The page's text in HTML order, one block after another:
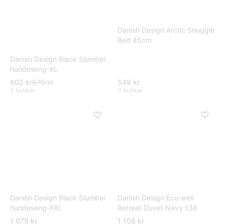
Danish Design Black Slumber
hundeseng-XL
602 kr670 kr
3 butiker
Danish Design Arctic Snuggle
Bed 45cm
549 kr
3 butiker
Danish Design Black Slumber
hundeseng-XXL
1 079 kr
Danish Design Eco-well
Retreat Duvet Navy 138
1 106 kr